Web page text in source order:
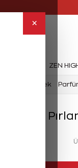
×
ZEN
Erkek
Tektaş